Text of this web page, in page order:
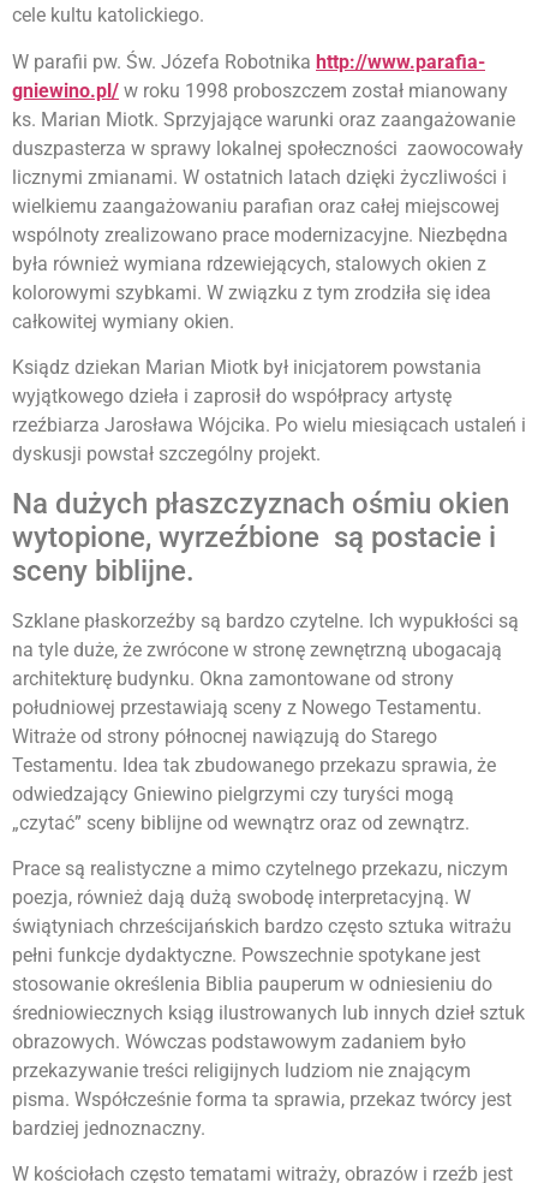
cele kultu katolickiego.
W parafii pw. Św. Józefa Robotnika http://www.parafia-
gniewino.pl/ w roku 1998 proboszczem został mianowany
ks. Marian Miotk. Sprzyjające warunki oraz zaangażowanie
duszpasterza w sprawy lokalnej społeczności zaowocowały
licznymi zmianami. W ostatnich latach dzięki życzliwości i
wielkiemu zaangażowaniu parafian oraz całej miejscowej
wspólnoty zrealizowano prace modernizacyjne. Niezbędna
była również wymiana rdzewiejących, stalowych okien z
kolorowymi szybkami. W związku z tym zrodziła się idea
całkowitej wymiany okien.
Ksiądz dziekan Marian Miotk był inicjatorem powstania
wyjątkowego dzieła i zaprosił do współpracy artystę
rzeźbiarza Jarosława Wójcika. Po wielu miesiącach ustaleń i
dyskusji powstał szczególny projekt.
Na dużych płaszczyznach ośmiu okien
wytopione, wyrzeźbione są postacie i
sceny biblijne.
Szklane płaskorzeźby są bardzo czytelne. Ich wypukłości są
na tyle duże, że zwrócone w stronę zewnętrzną ubogacają
architekturę budynku. Okna zamontowane od strony
południowej przestawiają sceny z Nowego Testamentu.
Witraże od strony północnej nawiązują do Starego
Testamentu. Idea tak zbudowanego przekazu sprawia, że
odwiedzający Gniewino pielgrzymi czy turyści mogą
„czytać” sceny biblijne od wewnątrz oraz od zewnątrz.
Prace są realistyczne a mimo czytelnego przekazu, niczym
poezja, również dają dużą swobodę interpretacyjną. W
świątyniach chrześcijańskich bardzo często sztuka witrażu
pełni funkcje dydaktyczne. Powszechnie spotykane jest
stosowanie określenia Biblia pauperum w odniesieniu do
średniowiecznych ksiąg ilustrowanych lub innych dzieł sztuk
obrazowych. Wówczas podstawowym zadaniem było
przekazywanie treści religijnych ludziom nie znającym
pisma. Współcześnie forma ta sprawia, przekaz twórcy jest
bardziej jednoznaczny.
W kościołach często tematami witraży, obrazów i rzeźb jest